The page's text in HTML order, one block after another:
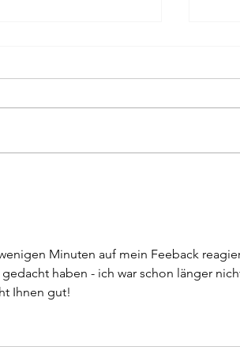
die Kulissen
Minuten auf mein Feeback
haben - ich war schon länger
Ihnen gut!